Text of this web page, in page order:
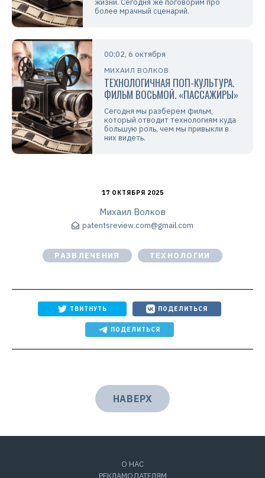
более мрачный сценарий.
00:02, 6 октября
МИХАИЛ ВОЛКОВ
ТЕХНОЛОГИЧНАЯ ПОП-КУЛЬТУРА.
ФИЛЬМ ВОСЬМОЙ. «ПАССАЖИРЫ»
Сегодня мы разберем фильм,
который отводит технологиям куда
большую роль, чем мы привыкли в
них видеть.
17 ОКТЯБРЯ 2025
Михаил Волков
patentsreview.com@gmail.com
РАЗВЛЕЧЕНИЯ ТЕХНОЛОГИИ
ТВИТНУТЬ ПОДЕЛИТЬСЯ
ПОДЕЛИТЬСЯ
НАВЕРХ
О НАС
РЕКЛАМОДАТЕЛЯМ